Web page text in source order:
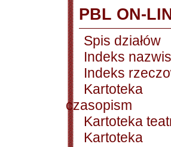
PBL ON-
Spis działów
Indeks
Indeks
Kartoteka
czasopism
Kartoteka
Kartoteka